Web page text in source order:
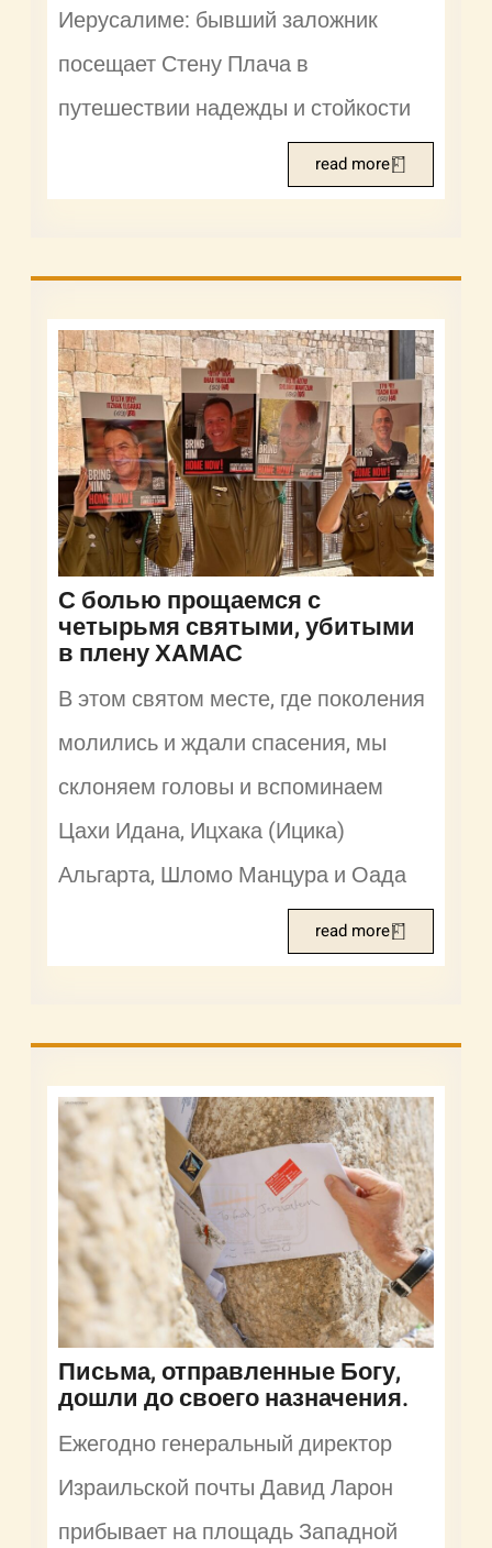
Иерусалиме: бывший заложник
посещает Стену Плача в
путешествии надежды и стойкости
read more
С болью прощаемся с
четырьмя святыми, убитыми
в плену ХАМАС
В этом святом месте, где поколения
молились и ждали спасения, мы
склоняем головы и вспоминаем
Цахи Идана, Ицхака (Ицика)
Альгарта, Шломо Манцура и Оада
read more
Письма, отправленные Богу,
дошли до своего назначения.
Ежегодно генеральный директор
Израильской почты Давид Ларон
прибывает на площадь Западной